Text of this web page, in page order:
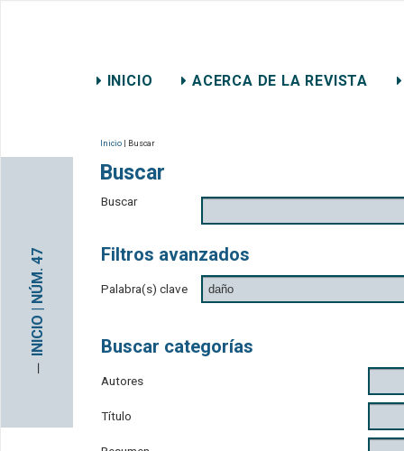
INICIO ACERCA DE LA REVISTA
─
INICIO | NÚM. 47
Inicio | Buscar
Buscar
Buscar
Filtros avanzados
Palabra(s) clave
Buscar categorías
Autores
Título